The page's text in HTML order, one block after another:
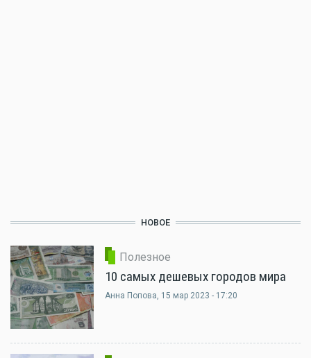
НОВОЕ
Полезное
10 самых дешевых городов мира
Анна Попова, 15 мар 2023 - 17:20